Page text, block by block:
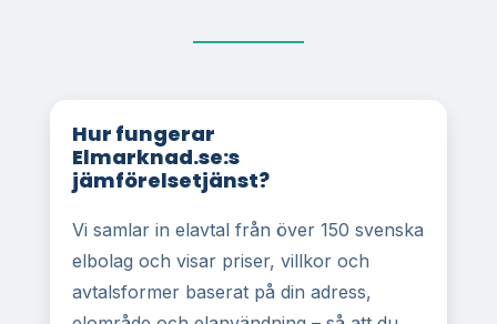
Hur fungerar
Elmarknad.se:s
jämförelsetjänst?
Vi samlar in elavtal från över 150 svenska
elbolag och visar priser, villkor och
avtalsformer baserat på din adress,